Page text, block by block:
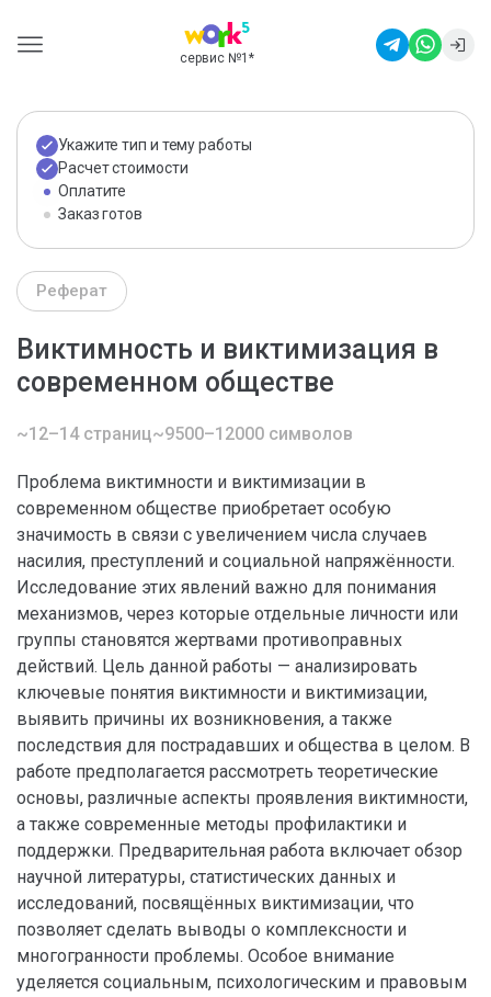
сервис №1 *
Укажите тип и тему работы
Расчет стоимости
Оплатите
Заказ готов
Реферат
Виктимность и виктимизация в
современном обществе
~12–14 страниц~9500–12000 символов
Проблема виктимности и виктимизации в
современном обществе приобретает особую
значимость в связи с увеличением числа случаев
насилия, преступлений и социальной напряжённости.
Исследование этих явлений важно для понимания
механизмов, через которые отдельные личности или
группы становятся жертвами противоправных
действий. Цель данной работы — анализировать
ключевые понятия виктимности и виктимизации,
выявить причины их возникновения, а также
последствия для пострадавших и общества в целом. В
работе предполагается рассмотреть теоретические
основы, различные аспекты проявления виктимности,
а также современные методы профилактики и
поддержки. Предварительная работа включает обзор
научной литературы, статистических данных и
исследований, посвящённых виктимизации, что
позволяет сделать выводы о комплексности и
многогранности проблемы. Особое внимание
уделяется социальным, психологическим и правовым